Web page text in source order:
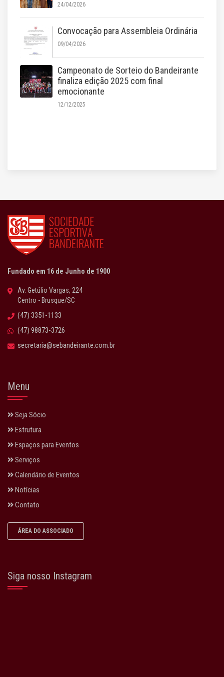
24/04/2026
Convocação para Assembleia Ordinária
09/04/2026
Campeonato de Sorteio do Bandeirante
finaliza edição 2025 com final
emocionante
12/12/2025
Fundado em 16 de Junho de 1900
Av. Getúlio Vargas, 224
Centro - Brusque/SC
(47) 3351-1133
(47) 98873-3726
secretaria@sebandeirante.com.br
Menu
Seja Sócio
Estrutura
Espaços para Eventos
Serviços
Calendário de Eventos
Notícias
Contato
ÁREA DO ASSOCIADO
Siga nosso Instagram